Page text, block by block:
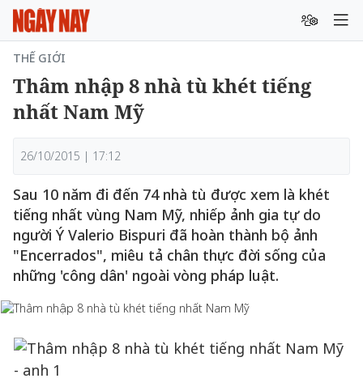
THẾ GIỚI
Thâm nhập 8 nhà tù khét tiếng
nhất Nam Mỹ
26/10/2015 | 17:12
Sau 10 năm đi đến 74 nhà tù được xem là khét
tiếng nhất vùng Nam Mỹ, nhiếp ảnh gia tự do
người Ý Valerio Bispuri đã hoàn thành bộ ảnh
"Encerrados", miêu tả chân thực đời sống của
những 'công dân' ngoài vòng pháp luật.